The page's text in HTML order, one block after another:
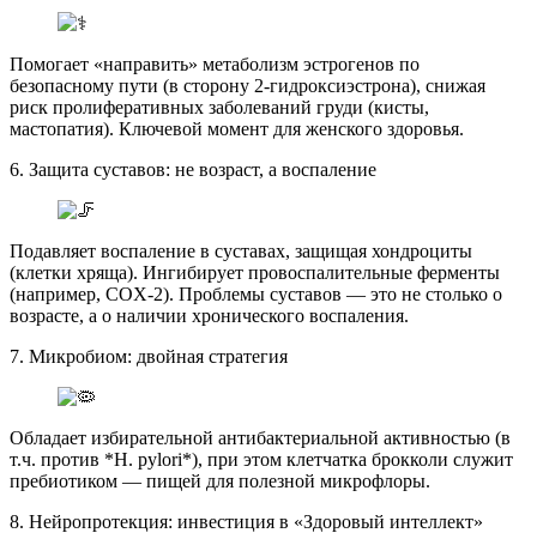
Помогает «направить» метаболизм эстрогенов по
безопасному пути (в сторону 2-гидроксиэстрона), снижая
риск пролиферативных заболеваний груди (кисты,
мастопатия). Ключевой момент для женского здоровья.
6. Защита суставов: не возраст, а воспаление
Подавляет воспаление в суставах, защищая хондроциты
(клетки хряща). Ингибирует провоспалительные ферменты
(например, COX-2). Проблемы суставов — это не столько о
возрасте, а о наличии хронического воспаления.
7. Микробиом: двойная стратегия
Обладает избирательной антибактериальной активностью (в
т.ч. против *H. pylori*), при этом клетчатка брокколи служит
пребиотиком — пищей для полезной микрофлоры.
8. Нейропротекция: инвестиция в «Здоровый интеллект»